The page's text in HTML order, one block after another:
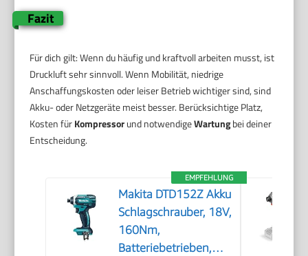
Fazit
Für dich gilt: Wenn du häufig und kraftvoll arbeiten musst, ist
Druckluft sehr sinnvoll. Wenn Mobilität, niedrige
Anschaffungskosten oder leiser Betrieb wichtiger sind, sind
Akku- oder Netzgeräte meist besser. Berücksichtige Platz,
Kosten fürKompressorund notwendigeWartungbei deiner
Entscheidung.
EMPFEHLUNG
Makita DTD152Z Akku
Schlagschrauber, 18V,
160Nm,
Batteriebetrieben,